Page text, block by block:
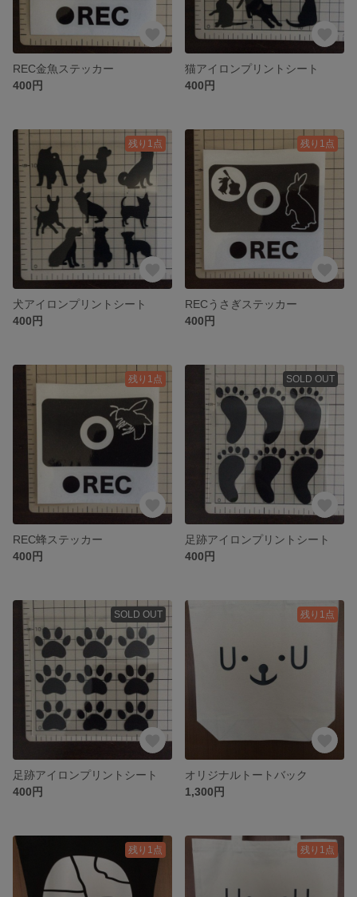
REC金魚ステッカー
400円
猫アイロンプリントシート
400円
残り1点
犬アイロンプリントシート
400円
残り1点
RECうさぎステッカー
400円
残り1点
REC蜂ステッカー
400円
SOLD OUT
足跡アイロンプリントシート
400円
SOLD OUT
足跡アイロンプリントシート
400円
残り1点
オリジナルトートバック
1,300円
残り1点 残り1点